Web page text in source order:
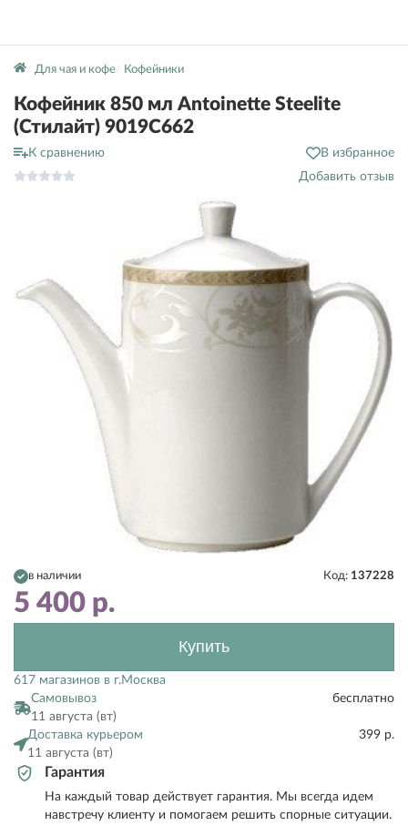
Для чая и кофе Кофейники
Кофейник 850 мл Antoinette Steelite
(Стилайт) 9019C662
К сравнению
В избранное
Добавить отзыв
в наличии Код: 137228
5 400 р.
Купить
617 магазинов в г.Москва
Самовывоз
11 августа (вт)
бесплатно
Доставка курьером
11 августа (вт)
399 р.
Гарантия
На каждый товар действует гарантия. Мы всегда идем
навстречу клиенту и помогаем решить спорные ситуации.